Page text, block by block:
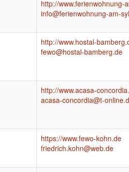
http://www.ferienwohnung-
info@ferienwohnung-am-
http://www.hostal-
fewo@hostal-bamberg.de
http://www.acasa-
acasa-concordia@t-
https://www.fewo-kohn.de
friedrich.kohn@web.de